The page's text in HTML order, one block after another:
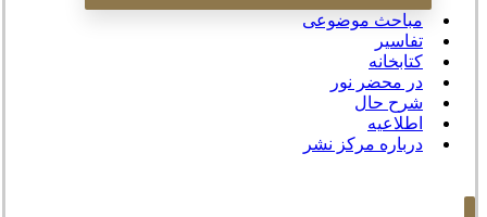
مباحث موضوعی
تفاسیر
کتابخانه
در محضر نور
شرح حال
اطلاعیه
درباره مرکز نشر